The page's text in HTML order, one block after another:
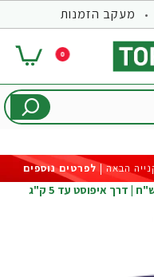
מעקב הזמנות
0
לפרטים נוספים